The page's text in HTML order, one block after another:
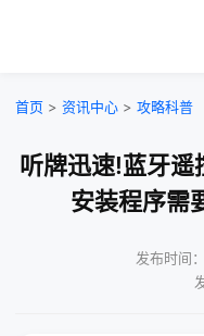
首页 > 资讯中心 > 攻略科普
听牌迅速!蓝牙遥
安装程序需
发布时间